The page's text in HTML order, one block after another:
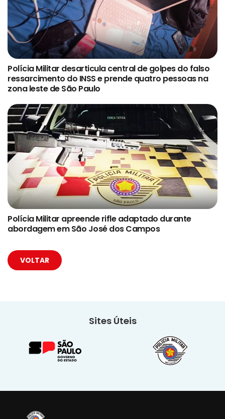
Polícia Militar desarticula central de golpes do falso
ressarcimento do INSS e prende quatro pessoas na
zona leste de São Paulo
Polícia Militar apreende rifle adaptado durante
abordagem em São José dos Campos
VOLTAR
Sites Úteis